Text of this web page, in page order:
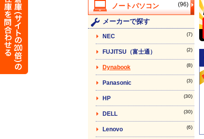
(96)
メーカーで探す
NEC (7)
FUJITSU（富士通） (2)
Dynabook (8)
Panasonic (3)
HP (30)
DELL (30)
Lenovo (6)